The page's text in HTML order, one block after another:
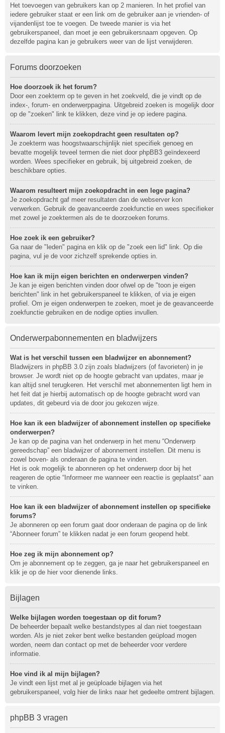
Het toevoegen van gebruikers kan op 2 manieren. In het profiel van
iedere gebruiker staat er een link om de gebruiker aan je vrienden- of
vijandenlijst toe te voegen. De tweede manier is via het
gebruikerspaneel, dan moet je een gebruikersnaam opgeven. Op
dezelfde pagina kan je gebruikers weer van de lijst verwijderen.
Forums doorzoeken
Hoe doorzoek ik het forum?
Door een zoekterm op te geven in het zoekveld, die je vindt op de
index-, forum- en onderwerppagina. Uitgebreid zoeken is mogelijk door
op de "zoeken" link te klikken, deze vind je op iedere pagina.
Waarom levert mijn zoekopdracht geen resultaten op?
Je zoekterm was hoogstwaarschijnlijk niet specifiek genoeg en
bevatte mogelijk teveel termen die niet door phpBB3 geïndexeerd
worden. Wees specifieker en gebruik, bij uitgebreid zoeken, de
beschikbare opties.
Waarom resulteert mijn zoekopdracht in een lege pagina?
Je zoekopdracht gaf meer resultaten dan de webserver kon
verwerken. Gebruik de geavanceerde zoekfunctie en wees specifieker
met zowel je zoektermen als de te doorzoeken forums.
Hoe zoek ik een gebruiker?
Ga naar de "leden" pagina en klik op de "zoek een lid" link. Op die
pagina, vul je de voor zichzelf sprekende opties in.
Hoe kan ik mijn eigen berichten en onderwerpen vinden?
Je kan je eigen berichten vinden door ofwel op de "toon je eigen
berichten" link in het gebruikerspaneel te klikken, of via je eigen
profiel. Om je eigen onderwerpen te zoeken, moet je de geavanceerde
zoekfunctie gebruiken en de nodige opties invullen.
Onderwerpabonnementen en bladwijzers
Wat is het verschil tussen een bladwijzer en abonnement?
Bladwijzers in phpBB 3.0 zijn zoals bladwijzers (of favorieten) in je
browser. Je wordt niet op de hoogte gebracht van updates, maar je
kan altijd snel terugkeren. Het verschil met abonnementen ligt hem in
het feit dat je hierbij automatisch op de hoogte gebracht word van
updates, dit gebeurd via de door jou gekozen wijze.
Hoe kan ik een bladwijzer of abonnement instellen op specifieke
onderwerpen?
Je kan op de pagina van het onderwerp in het menu “Onderwerp
gereedschap” een bladwijzer of abonnement instellen. Dit menu is
zowel boven- als onderaan de pagina te vinden.
Het is ook mogelijk te abonneren op het onderwerp door bij het
reageren de optie “Informeer me wanneer een reactie is geplaatst” aan
te vinken.
Hoe kan ik een bladwijzer of abonnement instellen op specifieke
forums?
Je abonneren op een forum gaat door onderaan de pagina op de link
“Abonneer forum” te klikken nadat je een forum geopend hebt.
Hoe zeg ik mijn abonnement op?
Om je abonnement op te zeggen, ga je naar het gebruikerspaneel en
klik je op de hier voor dienende links.
Bijlagen
Welke bijlagen worden toegestaan op dit forum?
De beheerder bepaalt welke bestandstypes al dan niet toegestaan
worden. Als je niet zeker bent welke bestanden geüpload mogen
worden, neem dan contact op met de beheerder voor verdere
informatie.
Hoe vind ik al mijn bijlagen?
Je vindt een lijst met al je geüploade bijlagen via het
gebruikerspaneel, volg hier de links naar het gedeelte omtrent bijlagen.
phpBB 3 vragen